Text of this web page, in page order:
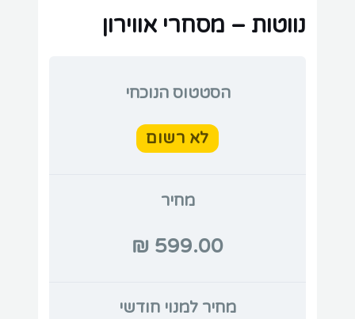
נווטות – מסחרי אווירון
הסטטוס הנוכחי
לא רשום
מחיר
מחיר למנוי חודשי